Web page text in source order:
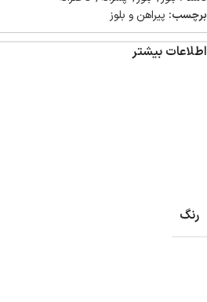
برچسب: پیراهن و بلوز
اطلاعات بیشتر
رنگ